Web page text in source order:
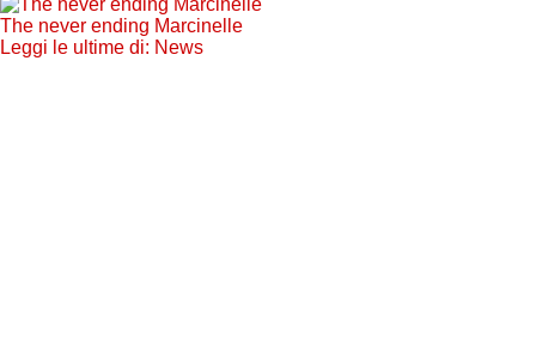
The never ending Marcinelle
Leggi le ultime di: News